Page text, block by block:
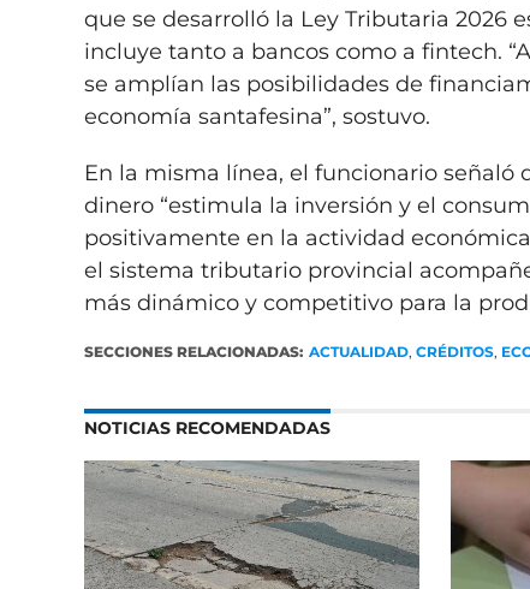
que se desarrolló la Ley Tributaria 2026
incluye tanto a bancos como a fintech.
se amplían las posibilidades de
economía santafesina”, sostuvo.
En la misma línea, el funcionario señaló
dinero “estimula la inversión y el
positivamente en la actividad
el sistema tributario provincial
más dinámico y competitivo para la
SECCIONES RELACIONADAS: ACTUALIDAD,CRÉDITOS,
NOTICIAS RECOMENDADAS